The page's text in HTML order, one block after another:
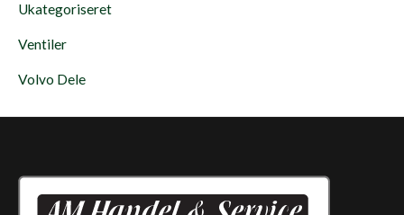
Ukategoriseret
Ventiler
Volvo Dele